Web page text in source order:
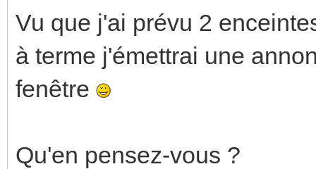
Vu que j'ai prévu 2
à terme j'émettrai une
fenêtre
Qu'en pensez-vous ?